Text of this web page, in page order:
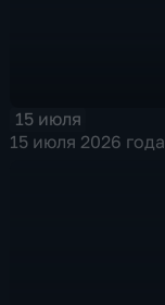
15 июля
15 июля 2026 года